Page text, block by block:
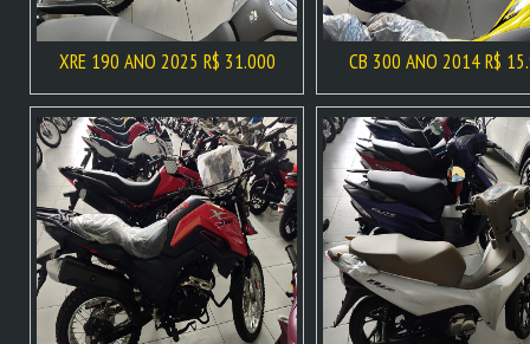
XRE 190 ANO 2025 R$ 31.000 CB 300 ANO 2014 R$